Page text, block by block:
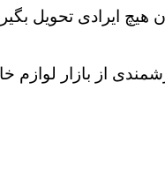
ایرادی تحویل
از بازار لوازم